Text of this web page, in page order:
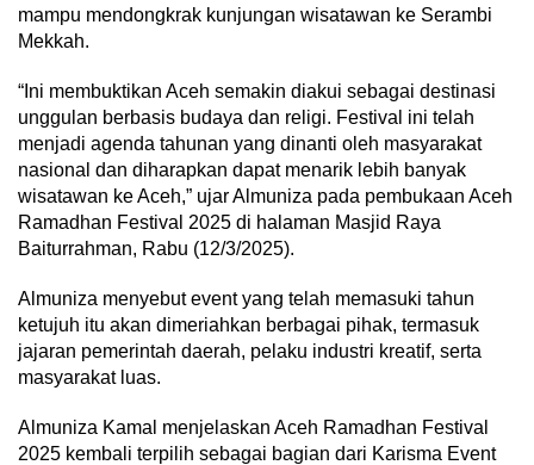
mampu mendongkrak kunjungan wisatawan ke Serambi
Mekkah.
“Ini membuktikan Aceh semakin diakui sebagai destinasi
unggulan berbasis budaya dan religi. Festival ini telah
menjadi agenda tahunan yang dinanti oleh masyarakat
nasional dan diharapkan dapat menarik lebih banyak
wisatawan ke Aceh,” ujar Almuniza pada pembukaan Aceh
Ramadhan Festival 2025 di halaman Masjid Raya
Baiturrahman, Rabu (12/3/2025).
Almuniza menyebut event yang telah memasuki tahun
ketujuh itu akan dimeriahkan berbagai pihak, termasuk
jajaran pemerintah daerah, pelaku industri kreatif, serta
masyarakat luas.
Almuniza Kamal menjelaskan Aceh Ramadhan Festival
2025 kembali terpilih sebagai bagian dari Karisma Event